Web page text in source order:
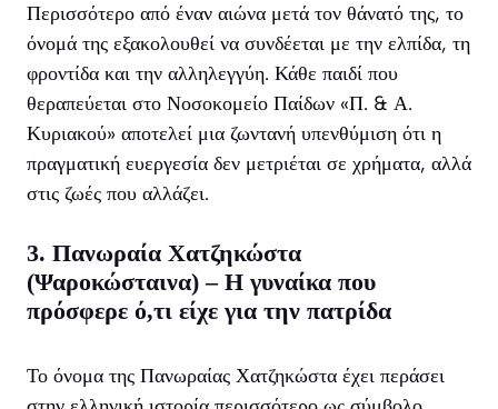
Περισσότερο από έναν αιώνα μετά τον θάνατό της, το
όνομά της εξακολουθεί να συνδέεται με την ελπίδα, τη
φροντίδα και την αλληλεγγύη. Κάθε παιδί που
θεραπεύεται στο Νοσοκομείο Παίδων «Π. & Α.
Κυριακού» αποτελεί μια ζωντανή υπενθύμιση ότι η
πραγματική ευεργεσία δεν μετριέται σε χρήματα, αλλά
στις ζωές που αλλάζει.
3. Πανωραία Χατζηκώστα
(Ψαροκώσταινα) – Η γυναίκα που
πρόσφερε ό,τι είχε για την πατρίδα
Το όνομα της Πανωραίας Χατζηκώστα έχει περάσει